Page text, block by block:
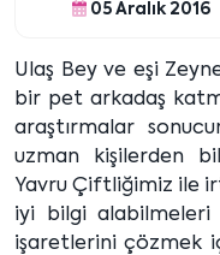
05 Aralık 2016
Ulaş Bey ve eşi
bir pet arkadaş
araştırmalar
uzman kişilerden
Yavru Çiftliğimiz ile
iyi bilgi alabilmeleri
işaretlerini çözmek